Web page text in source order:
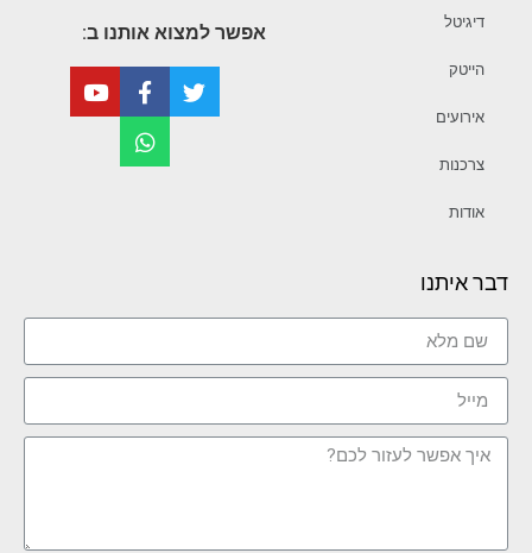
דיגיטל
הייטק
אירועים
צרכנות
אודות
אפשר למצוא אותנו ב:
דבר איתנו